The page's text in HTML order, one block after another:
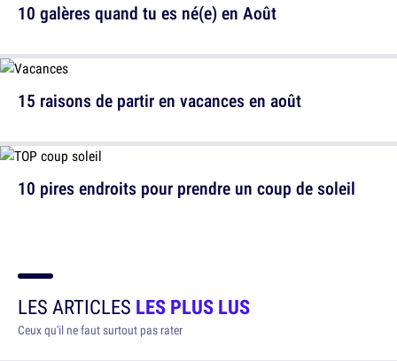
15 raisons de partir en vacances en août
10 galères quand tu es né(e) en Août
10 pires endroits pour prendre un coup de soleil
LES ARTICLES LES PLUS LUS
Ceux qu'il ne faut surtout pas rater